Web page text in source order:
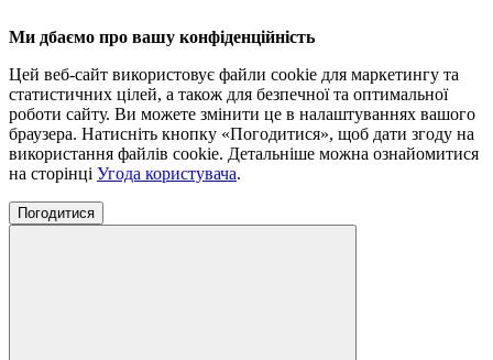
Ми дбаємо про вашу конфіденційність
Цей веб-сайт використовує файли cookie для маркетингу та
статистичних цілей, а також для безпечної та оптимальної
роботи сайту. Ви можете змінити це в налаштуваннях вашого
браузера. Натисніть кнопку «Погодитися», щоб дати згоду на
використання файлів cookie. Детальніше можна ознайомитися
на сторінці Угода користувача.
Погодитися